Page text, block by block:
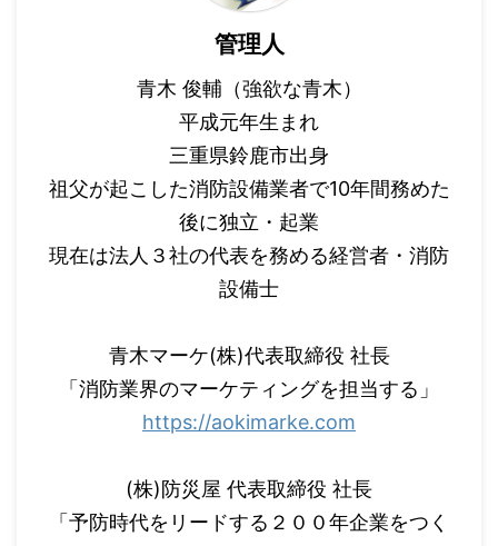
管理人
青木 俊輔（強欲な青木）
平成元年生まれ
三重県鈴鹿市出身
祖父が起こした消防設備業者で10年間務めた
後に独立・起業
現在は法人３社の代表を務める経営者・消防
設備士
青木マーケ(株)代表取締役 社長
「消防業界のマーケティングを担当する」
https://aokimarke.com
(株)防災屋 代表取締役 社長
「予防時代をリードする２００年企業をつく